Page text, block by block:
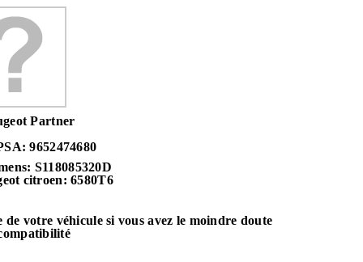
Partner
9652474680
S118085320D
citroen: 6580T6
votre véhicule si vous avez le moindre doute